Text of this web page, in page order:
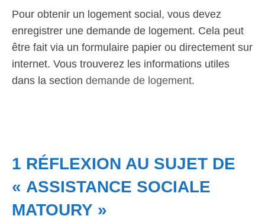
Pour obtenir un logement social, vous devez
enregistrer une demande de logement. Cela peut
être fait via un formulaire papier ou directement sur
internet. Vous trouverez les informations utiles
dans la section demande de logement.
1 RÉFLEXION AU SUJET DE
« ASSISTANCE SOCIALE
MATOURY »